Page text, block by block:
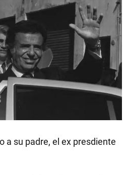
a su padre, el ex presdiente